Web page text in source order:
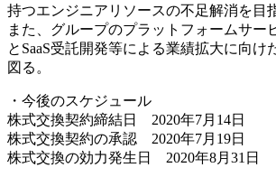
持つエンジニアリソースの不足解消を目
また、グループのプラットフォームサー
とSaaS受託開発等による業績拡大に向け
図る。
・今後のスケジュール
株式交換契約締結日 2020年7月14日
株式交換契約の承認 2020年7月19日
株式交換の効力発生日 2020年8月31日